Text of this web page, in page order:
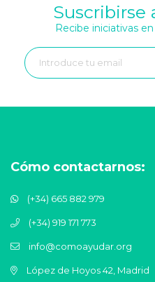
Suscribirse
Recibe iniciativas
Cómo contactarnos:
(+34) 665 882 979
(+34) 919 171 773
info@comoayudar.org
López de Hoyos 42, Madrid